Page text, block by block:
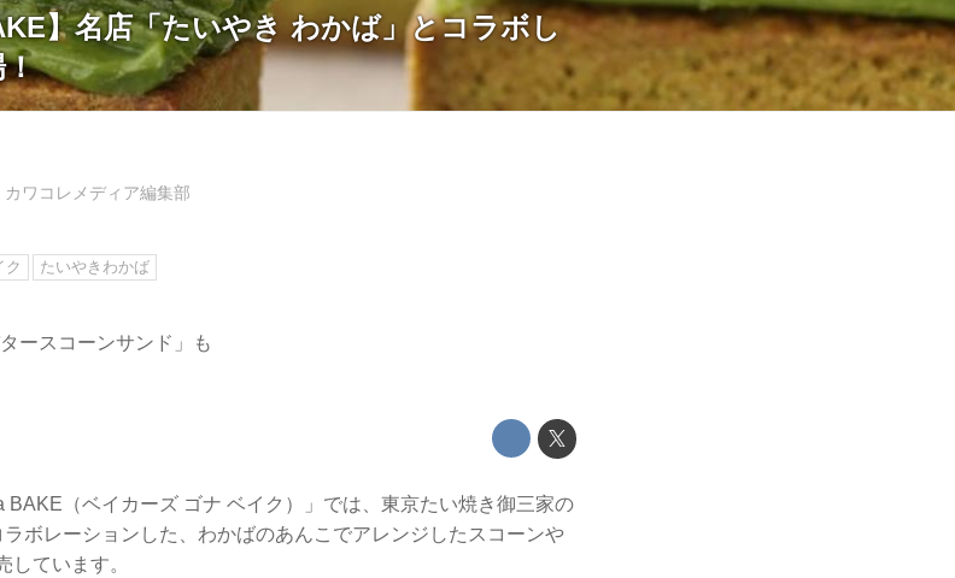
】名店「たいやき わかば」とコラボし
カワコレメディア編集部
ク たいやきわかば
ースコーンサンド」も
（ベイカーズ ゴナ ベイク）」では、東京たい焼き御三家の
ボレーションした、わかばのあんこでアレンジしたスコーンや
しています。